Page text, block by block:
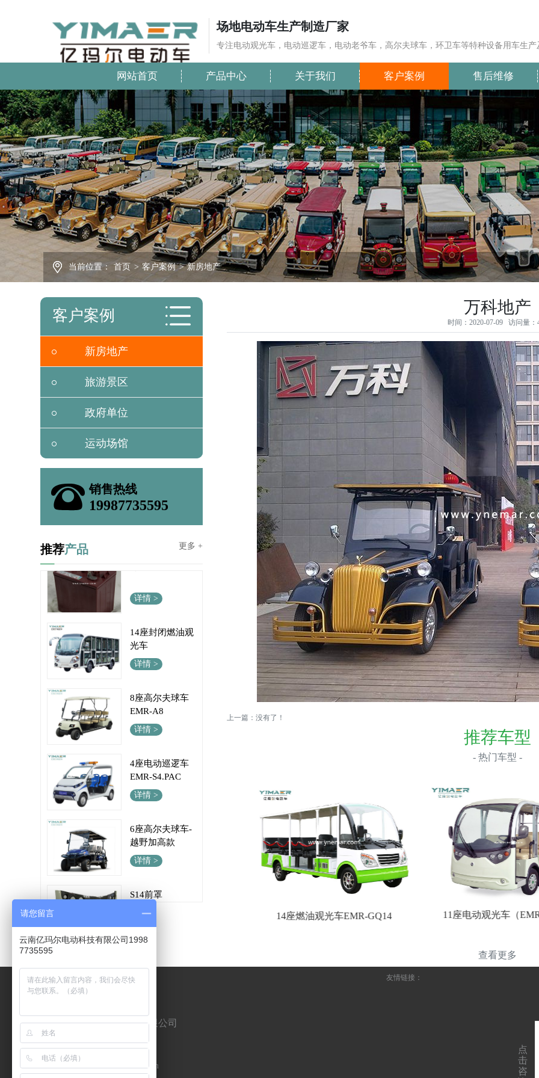
场地电动车生产制造厂家
专注电动观光车，电动巡逻车，电动老爷车，高尔夫球车，环卫车等特种设备用车生产
网站首页 产品中心 关于我们 客户案例 售后维修
当前位置： 首页 > 客户案例 > 新房地产
客户案例
新房地产
旅游景区
政府单位
运动场馆
销售热线
19987735595
推荐产品 更多 +
EMR-A4+2
详情 >
14座封闭燃油观
详情 >
8座高尔夫球车
详情 >
4座电动巡逻车
详情 >
6座高尔夫球车-
详情 >
S14前罩
详情 >
科蒂斯1266控制
详情 >
万科地产
时间：2020-07-09 访问量：
上一篇：没有了！
推荐车型
- 热门车型 -
14座仿古观光车（EMR-S14.··· 14座燃油观光车EMR-GQ14 11座电动观光车（
查看更多
友情链接：
云南亿玛尔电动科技有限公司
全国服务热线:19987735595
https://www.ynemar.com
点
击
咨
请您留言
云南亿玛尔电动科技有限公司1998
7735595